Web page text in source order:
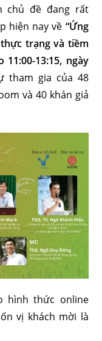
chủ đề đang rất
hiện nay về “Ứng
trạng và tiềm
13:15, ngày
tham gia của 48
và 40 khán giả
hình thức online
vị khách mời là